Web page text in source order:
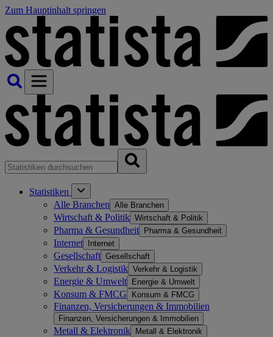
Zum Hauptinhalt springen
Statistiken
Alle Branchen Alle Branchen
Wirtschaft & Politik Wirtschaft & Politik
Pharma & Gesundheit Pharma & Gesundheit
Internet Internet
Gesellschaft Gesellschaft
Verkehr & Logistik Verkehr & Logistik
Energie & Umwelt Energie & Umwelt
Konsum & FMCG Konsum & FMCG
Finanzen, Versicherungen & Immobilien
Finanzen, Versicherungen & Immobilien
Metall & Elektronik Metall & Elektronik